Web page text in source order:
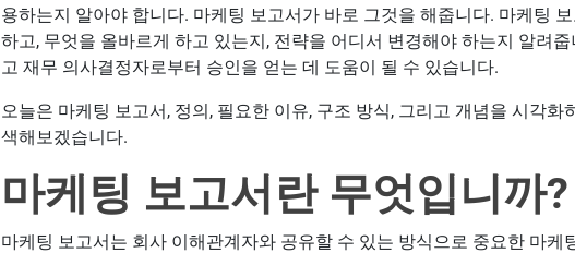
용하는지 알아야 합니다. 마케팅 보고서가 바로 그것을 해줍니다. 마케팅
하고, 무엇을 올바르게 하고 있는지, 전략을 어디서 변경해야 하는지 알려
고 재무 의사결정자로부터 승인을 얻는 데 도움이 될 수 있습니다.
오늘은 마케팅 보고서, 정의, 필요한 이유, 구조 방식, 그리고 개념을 시각화
색해보겠습니다.
마케팅 보고서란 무엇입니까?
마케팅 보고서는 회사 이해관계자와 공유할 수 있는 방식으로 중요한 마케